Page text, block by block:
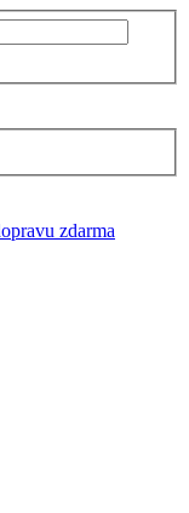
zdarma